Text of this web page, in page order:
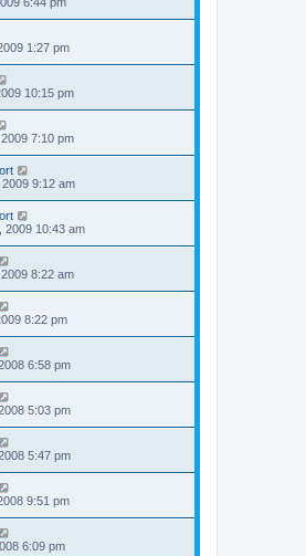
1:27 pm
10:15 pm
7:10 pm
9:12 am
2009 10:43 am
8:22 am
8:22 pm
6:58 pm
5:03 pm
5:47 pm
9:51 pm
6:09 pm